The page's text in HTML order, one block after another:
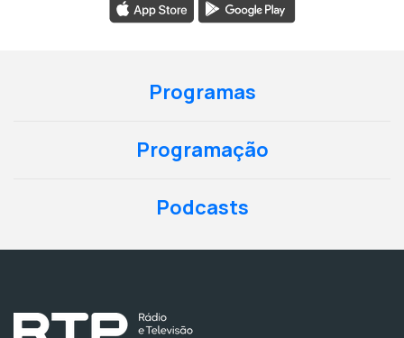
Programas
Programação
Podcasts